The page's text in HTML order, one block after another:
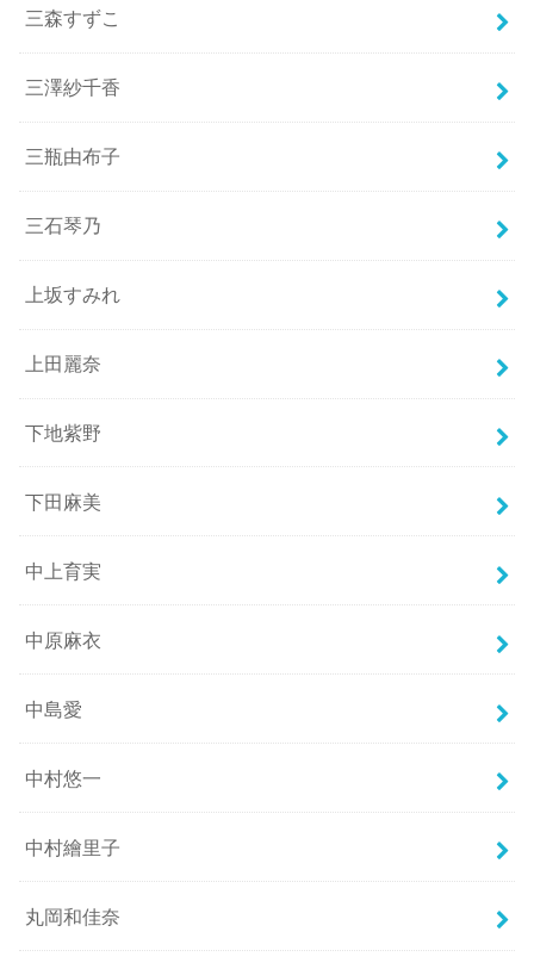
三森すずこ
三澤紗千香
三瓶由布子
三石琴乃
上坂すみれ
上田麗奈
下地紫野
下田麻美
中上育実
中原麻衣
中島愛
中村悠一
中村繪里子
丸岡和佳奈